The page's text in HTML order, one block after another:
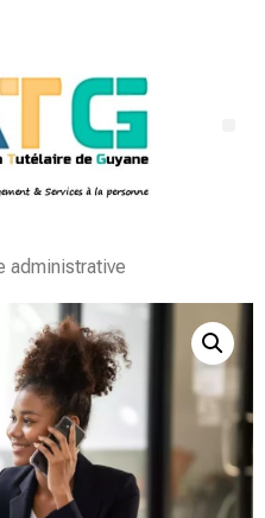
administrative